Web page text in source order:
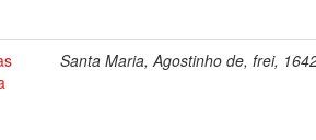
Santa Maria, Agostinho de, frei,